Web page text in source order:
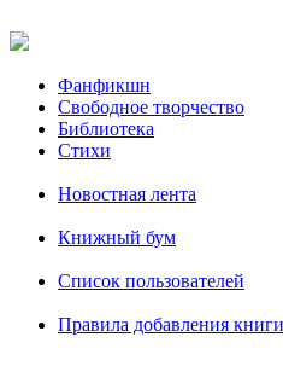
Фанфикшн
Свободное творчество
Библиотека
Стихи
Новостная лента
Книжный бум
Список пользователей
Правила добавления книги